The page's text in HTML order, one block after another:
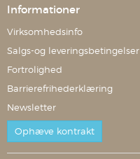
Informationer
Virksomhedsinfo
Salgs-og leveringsbetingelser
Fortrolighed
Barrierefrihederklæring
Newsletter
Ophæve kontrakt